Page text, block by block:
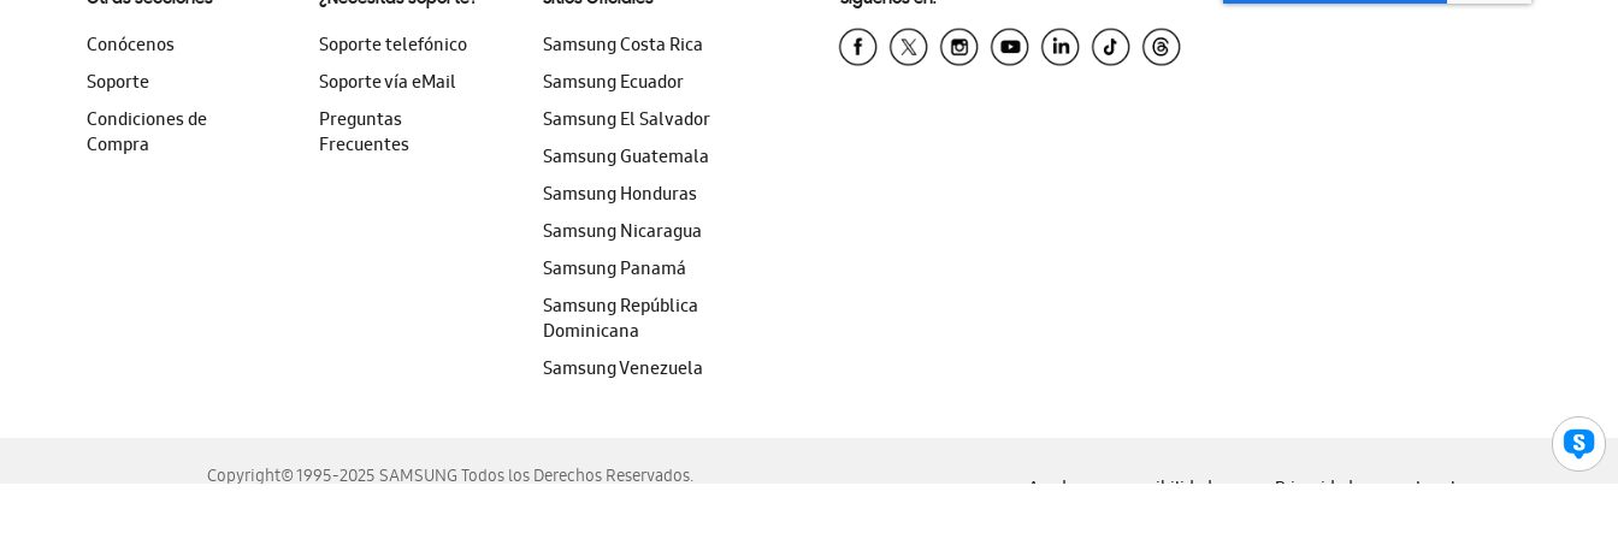
Conócenos
Soporte
Condiciones de
Compra
Soporte telefónico
Soporte vía eMail
Preguntas
Frecuentes
Samsung Costa Rica
Samsung Ecuador
Samsung El Salvador
Samsung Guatemala
Samsung Honduras
Samsung Nicaragua
Samsung Panamá
Samsung República
Dominicana
Samsung Venezuela
Copyright© 1995-2025 SAMSUNG Todos los Derechos Reservados.
Ayuda para accesibilidad Privacidad Legal